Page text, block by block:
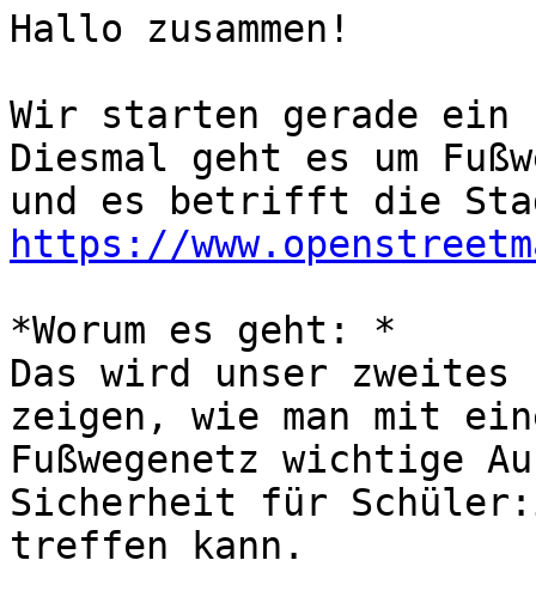
Hallo zusammen!
Wir starten gerade ein
Diesmal geht es um
https://
*Worum es geht: *
Das wird unser
zeigen, wie man mit
Fußwegenetz wichtige
Sicherheit für
treffen kann.